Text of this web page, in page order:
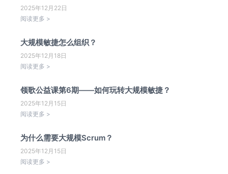
2025年12月22日
阅读更多 >
大规模敏捷怎么组织？
2025年12月18日
阅读更多 >
领歌公益课第6期——如何玩转大规模敏捷？
2025年12月15日
阅读更多 >
为什么需要大规模Scrum？
2025年12月15日
阅读更多 >